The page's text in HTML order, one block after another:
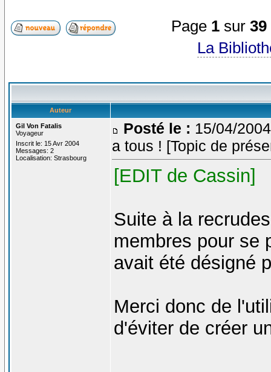
Page 1 sur39
La
Auteur
Gil Von Fatalis
Voyageur
Inscrit le: 15 Avr 2004
Messages: 2
Localisation: Strasbourg
Posté le : 15/04/
a tous ! [Topic de
[EDIT de Cassin]
Suite à la
membres pour se
avait été désigné
Merci donc de
d'éviter de créer